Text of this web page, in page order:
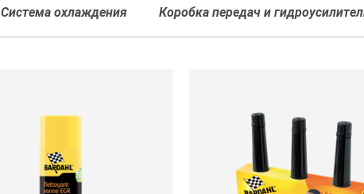
ВОДНЫЙ ТРАСПОРТ
Система охлаждения Коробка передач и